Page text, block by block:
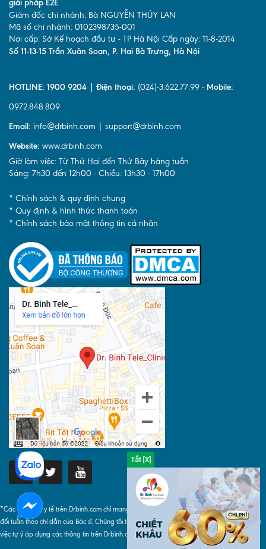
giải pháp E2E
Giám đốc chi nhánh: Bà NGUYỄN THÚY LAN
Mã số chi nhánh: 0102398735-001
Nơi cấp: Sở Kế hoạch đầu tư - TP Hà Nội Cấp ngày: 11-8-2014
Số 11-13-15 Trần Xuân Soạn, P. Hai Bà Trưng, Hà Nội
HOTLINE: 1900 9204 | Điện thoại: (024)-3.622.77.99 - Mobile:
0972.848.809
Email: info@drbinh.com | support@drbinh.com
Website: www.drbinh.com
Giờ làm việc: Từ Thứ Hai đến Thứ Bảy hàng tuần
Sáng: 7h30 đến 12h00 - Chiều: 13h30 - 17h00
* Chính sách & quy định chung
* Quy định & hình thức thanh toán
* Chính sách bảo mật thông tin cá nhân
*Các thông tin y tế trên Drbinh.com chỉ mang tính chất tham khảo, khi áp dụng phải tuyệt
đối tuân theo chỉ dẫn của Bác sĩ. Chúng tôi tuyệt đối không chịu bất cứ trách nhiệm nào do
việc tự ý áp dụng các thông tin trên Drbinh.com gây ra.